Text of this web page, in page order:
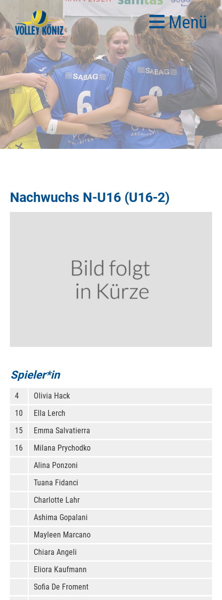
Menü
Nachwuchs N-U16 (U16-2)
Spieler*in
4
Olivia Hack
10
Ella Lerch
15
Emma Salvatierra
16
Milana Prychodko
Alina Ponzoni
Tuana Fidanci
Charlotte Lahr
Ashima Gopalani
Mayleen Marcano
Chiara Angeli
Eliora Kaufmann
Sofia De Froment